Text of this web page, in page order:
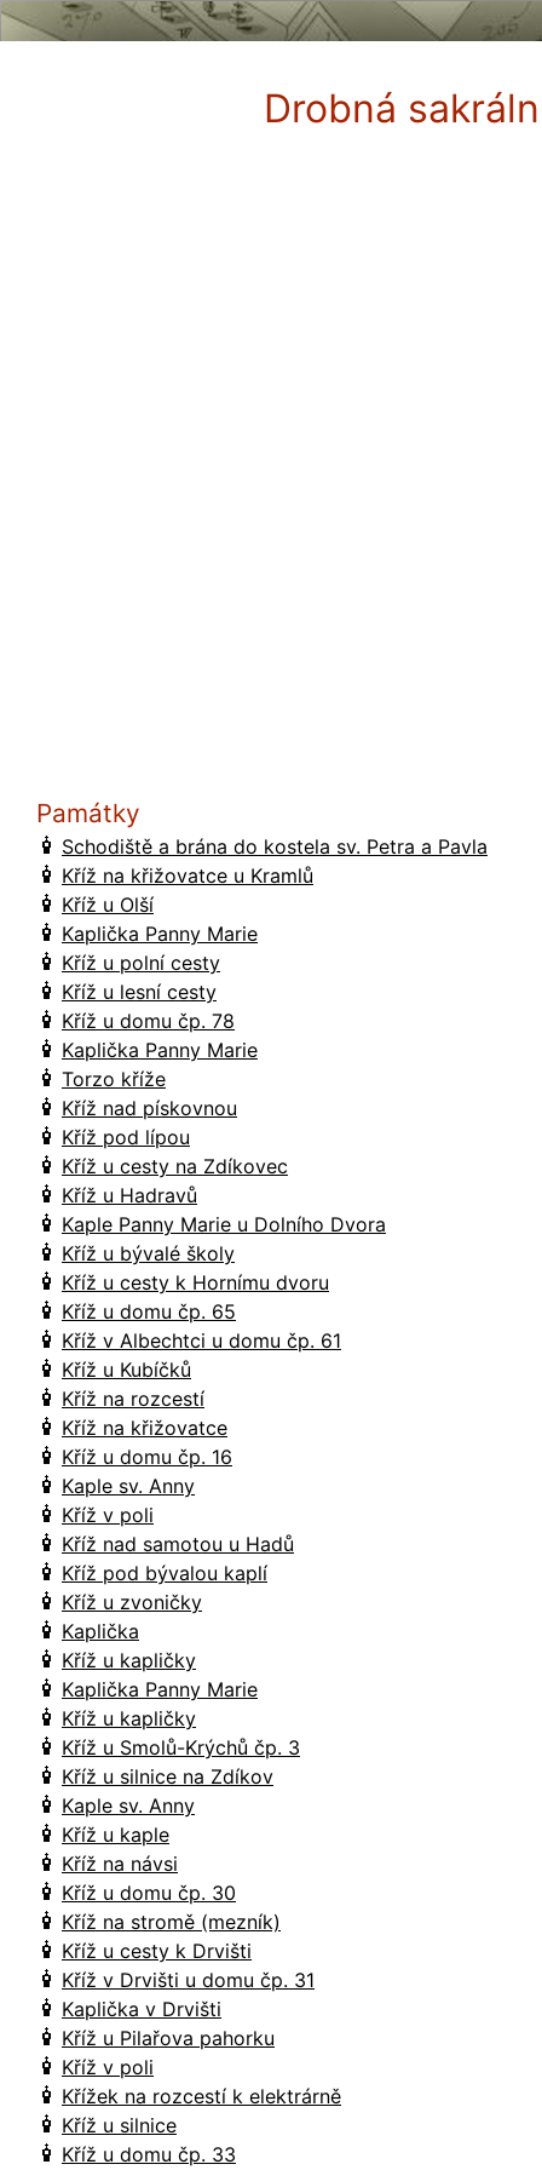
Drobná
Památky
Schodiště a brána do kostela sv. Petra a Pavla
Kříž na křižovatce u Kramlů
Kříž u Olší
Kaplička Panny Marie
Kříž u polní cesty
Kříž u lesní cesty
Kříž u domu čp. 78
Kaplička Panny Marie
Torzo kříže
Kříž nad pískovnou
Kříž pod lípou
Kříž u cesty na Zdíkovec
Kříž u Hadravů
Kaple Panny Marie u Dolního Dvora
Kříž u bývalé školy
Kříž u cesty k Hornímu dvoru
Kříž u domu čp. 65
Kříž v Albechtci u domu čp. 61
Kříž u Kubíčků
Kříž na rozcestí
Kříž na křižovatce
Kříž u domu čp. 16
Kaple sv. Anny
Kříž v poli
Kříž nad samotou u Hadů
Kříž pod bývalou kaplí
Kříž u zvoničky
Kaplička
Kříž u kapličky
Kaplička Panny Marie
Kříž u kapličky
Kříž u Smolů-Krýchů čp. 3
Kříž u silnice na Zdíkov
Kaple sv. Anny
Kříž u kaple
Kříž na návsi
Kříž u domu čp. 30
Kříž na stromě (mezník)
Kříž u cesty k Drvišti
Kříž v Drvišti u domu čp. 31
Kaplička v Drvišti
Kříž u Pilařova pahorku
Kříž v poli
Křížek na rozcestí k elektrárně
Kříž u silnice
Kříž u domu čp. 33